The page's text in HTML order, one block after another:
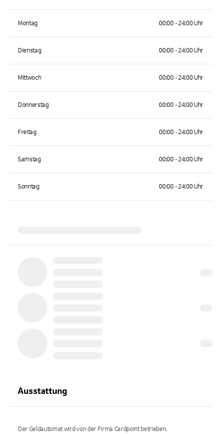
Montag 00:00 - 24:00 Uhr
Dienstag 00:00 - 24:00 Uhr
Mittwoch 00:00 - 24:00 Uhr
Donnerstag 00:00 - 24:00 Uhr
Freitag 00:00 - 24:00 Uhr
Samstag 00:00 - 24:00 Uhr
Sonntag 00:00 - 24:00 Uhr
Ausstattung
Der Geldautomat wird von der Firma Cardpoint betrieben.